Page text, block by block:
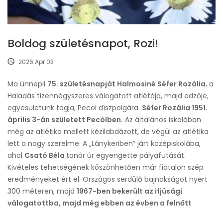
Boldog születésnapot, Rozi!
2026 Apr 03
Ma ünnepli 75. születésnapját Halmosiné Séfer Rozália, a
Haladás tizennégyszeres válogatott atlétája, majd edzője,
egyesületünk tagja, Pecöl díszpolgára. Séfer Rozália 1951.
április 3-án született Pecölben. Az általános iskolában
még az atlétika mellett kézilabdázott, de végül az atlétika
lett a nagy szerelme. A „Lánykeriben” járt középiskolába,
ahol Csató Béla tanár úr egyengette pályafutását.
Kivételes tehetségének köszönhetően már fiatalon szép
eredményeket ért el. Országos serdülő bajnokságot nyert
300 méteren, majd 1967-ben bekerült az ifjúsági
válogatottba, majd még ebben az évben a felnőtt